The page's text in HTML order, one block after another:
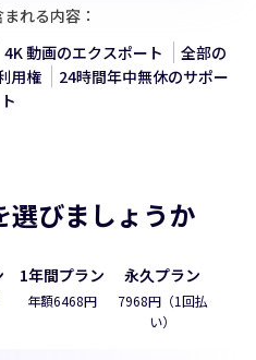
れる内容：
4K 動画のエクスポート
全部の
用権
24時間年中無休のサポー
ト
選びましょうか
1年間プラン 永久プラン
年額6468円
7968円（1回払
い）